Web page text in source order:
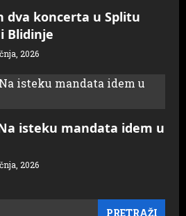
dva koncerta u Splitu
Blidinje
2026
isteku mandata idem u
2026